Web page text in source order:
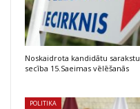
Noskaidrota kandidātu sarakstu
secība 15.Saeimas vēlēšanās
POLITIKA